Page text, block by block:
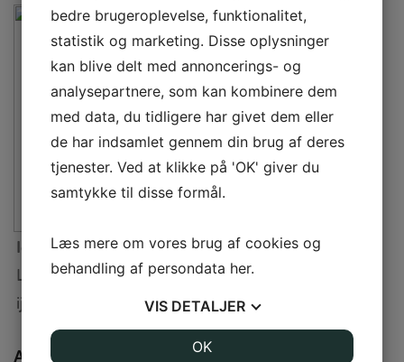
Ida Schou-Jensen
Legal assistant
ij@perssonlaw.dk
Nicolai Thomsen
Legal assistant
nt@perssonlaw.dk
ADMINISTRATION
bedre brugeroplevelse, funktionalitet,
statistik og marketing. Disse oplysninger
kan blive delt med annoncerings- og
analysepartnere, som kan kombinere dem
med data, du tidligere har givet dem eller
de har indsamlet gennem din brug af deres
tjenester. Ved at klikke på 'OK' giver du
samtykke til disse formål.
Læs mere om vores brug af cookies og
behandling af persondata her.
VIS DETALJER
OK